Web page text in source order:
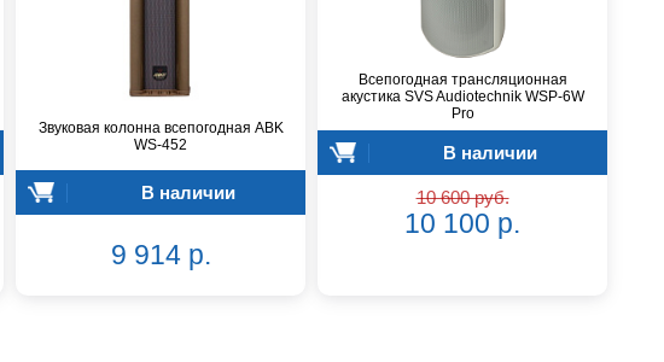
Звуковая колонна всепогодная ABK
WS-452
В наличии
9 914 р.
Всепогодная трансляционная
акустика SVS Audiotechnik WSP-6W
Pro
В наличии
10 600 руб.
10 100 р.